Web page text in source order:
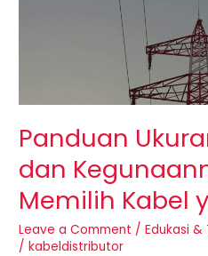
Panduan
dan
Memilih Kabel
Leave a Comment /Edukasi &
/kabeldistributor
Kegunaannya:
Cara
Memilih
Kabel
yang